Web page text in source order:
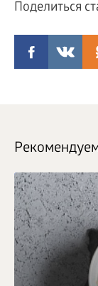
Поделиться